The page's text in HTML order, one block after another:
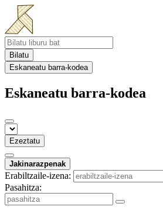
Bilatu
Eskaneatu barra-kodea
Eskaneatu barra-kodea
Ezeztatu
Jakinarazpenak
Erabiltzaile-izena:
Pasahitza: